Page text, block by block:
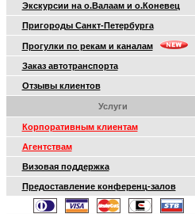
Экскурсии на о.Валаам и о.Коневец
Пригороды Санкт-Петербурга
Прогулки по рекам и каналам
Заказ автотранспорта
Отзывы клиентов
Услуги
Корпоративным клиентам
Агентствам
Визовая поддержка
Предоставление конференц-залов